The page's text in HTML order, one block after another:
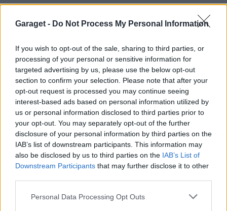
Garaget - Do Not Process My Personal Information
If you wish to opt-out of the sale, sharing to third parties, or
processing of your personal or sensitive information for
targeted advertising by us, please use the below opt-out
section to confirm your selection. Please note that after your
opt-out request is processed you may continue seeing
interest-based ads based on personal information utilized by
us or personal information disclosed to third parties prior to
your opt-out. You may separately opt-out of the further
disclosure of your personal information by third parties on the
IAB’s list of downstream participants. This information may
also be disclosed by us to third parties on the IAB’s List of
Downstream Participants that may further disclose it to other
Personal Data Processing Opt Outs
Biltema!
6570 svar
Senaste projektinläggen
Volkswagen Golf MK4 v6 4motion OEM++
med JDM inspiration.
Senaste inlägget avStol3n_Identity för 1 timme sedan
Projekt
Volvo 245 ?Turbo? 40 svar
Senaste inlägget avMarurb1 för 10 timmar sedaniProjekt
Renovering av en Honda Civic Aerodeck
VTi
181 svar
Antikrundan på 4 hjul! Ford Model T 1923 68 svar